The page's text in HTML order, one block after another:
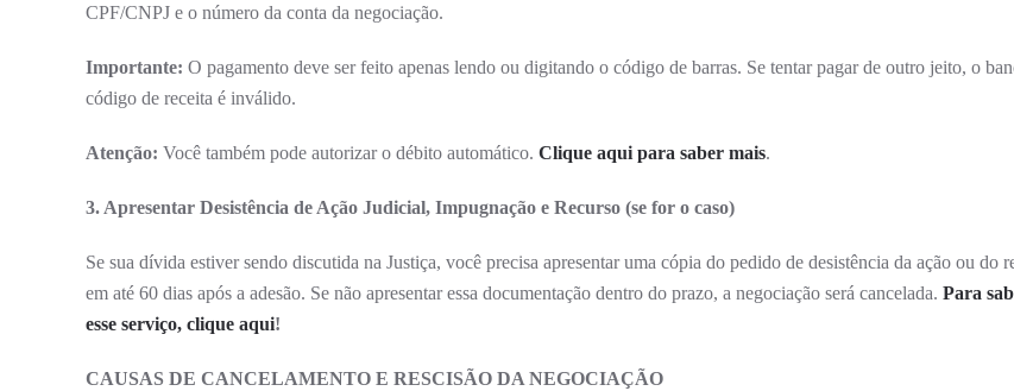
CPF/CNPJ e o número da conta da negociação.
Importante: O pagamento deve ser feito apenas lendo ou digitando o código de barras. Se tentar pagar de outro jeito, o
código de receita é inválido.
Atenção: Você também pode autorizar o débito automático. Clique aqui para saber mais.
3. Apresentar Desistência de Ação Judicial, Impugnação e Recurso (se for o caso)
Se sua dívida estiver sendo discutida na Justiça, você precisa apresentar uma cópia do pedido de desistência da ação ou do
em até 60 dias após a adesão. Se não apresentar essa documentação dentro do prazo, a negociação será cancelada. Para
esse serviço, clique aqui!
CAUSAS DE CANCELAMENTO E RESCISÃO DA NEGOCIAÇÃO